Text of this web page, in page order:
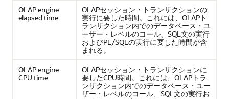
OLAP engine
elapsed time
OLAPセッション・トランザクションの
実行に要した時間。これには、OLAPト
ランザクション内でのデータベース・ユ
ーザー・レベルのコール、SQL文の実行
およびPL/SQLの実行に要した時間が含
まれる。
OLAP engine
CPU time
OLAPセッション・トランザクションに
要したCPU時間。これには、OLAPトラ
ンザクション内でのデータベース・ユー
ザー・レベルのコール、SQL文の実行お